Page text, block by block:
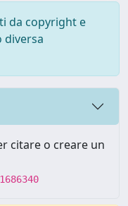
da copyright e
diversa
citare o creare un